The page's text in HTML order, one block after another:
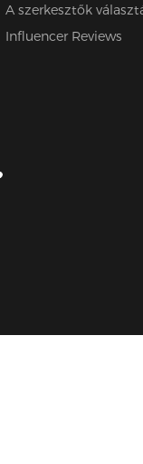
A szerkesztők
Influencer Reviews